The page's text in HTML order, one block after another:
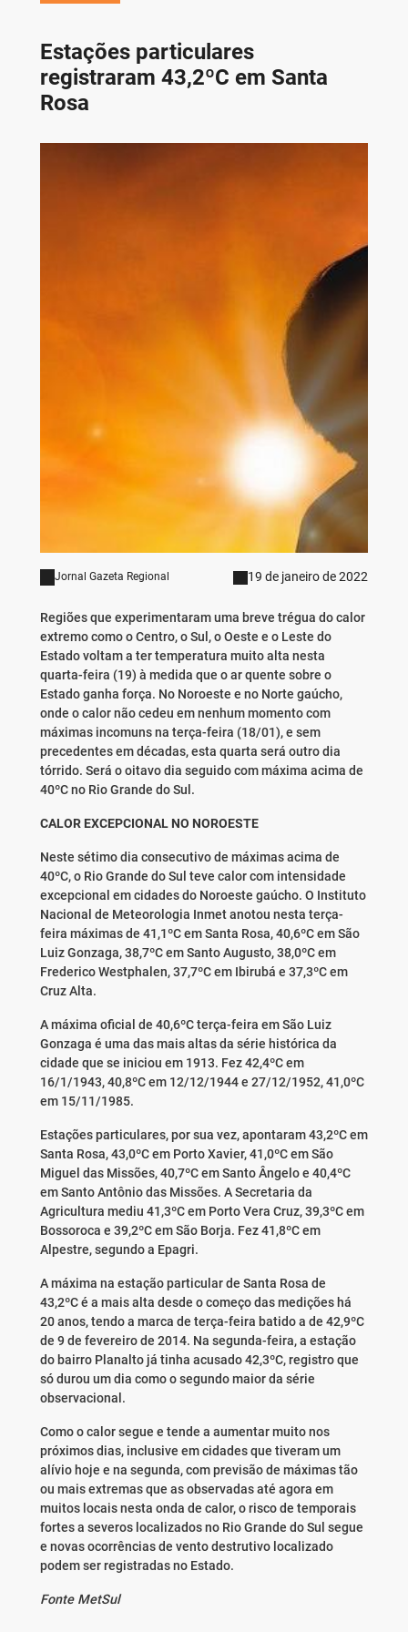
Estações particulares
registraram 43,2ºC em Santa
Rosa
Jornal Gazeta Regional 19 de janeiro de 2022
Regiões que experimentaram uma breve trégua do calor
extremo como o Centro, o Sul, o Oeste e o Leste do
Estado voltam a ter temperatura muito alta nesta
quarta-feira (19) à medida que o ar quente sobre o
Estado ganha força. No Noroeste e no Norte gaúcho,
onde o calor não cedeu em nenhum momento com
máximas incomuns na terça-feira (18/01), e sem
precedentes em décadas, esta quarta será outro dia
tórrido. Será o oitavo dia seguido com máxima acima de
40ºC no Rio Grande do Sul.
CALOR EXCEPCIONAL NO NOROESTE
Neste sétimo dia consecutivo de máximas acima de
40ºC, o Rio Grande do Sul teve calor com intensidade
excepcional em cidades do Noroeste gaúcho. O Instituto
Nacional de Meteorologia Inmet anotou nesta terça-
feira máximas de 41,1ºC em Santa Rosa, 40,6ºC em São
Luiz Gonzaga, 38,7ºC em Santo Augusto, 38,0ºC em
Frederico Westphalen, 37,7ºC em Ibirubá e 37,3ºC em
Cruz Alta.
A máxima oficial de 40,6ºC terça-feira em São Luiz
Gonzaga é uma das mais altas da série histórica da
cidade que se iniciou em 1913. Fez 42,4ºC em
16/1/1943, 40,8ºC em 12/12/1944 e 27/12/1952, 41,0ºC
em 15/11/1985.
Estações particulares, por sua vez, apontaram 43,2ºC em
Santa Rosa, 43,0ºC em Porto Xavier, 41,0ºC em São
Miguel das Missões, 40,7ºC em Santo Ângelo e 40,4ºC
em Santo Antônio das Missões. A Secretaria da
Agricultura mediu 41,3ºC em Porto Vera Cruz, 39,3ºC em
Bossoroca e 39,2ºC em São Borja. Fez 41,8ºC em
Alpestre, segundo a Epagri.
A máxima na estação particular de Santa Rosa de
43,2ºCé a mais alta desde o começo das medições há
20 anos, tendo a marca de terça-feira batido a de 42,9ºC
de 9 de fevereiro de 2014. Na segunda-feira, a estação
do bairro Planalto já tinha acusado 42,3ºC, registro que
só durou um dia como o segundo maior da série
observacional.
Como o calor segue e tende a aumentar muito nos
próximos dias, inclusive em cidades que tiveram um
alívio hoje e na segunda, com previsão de máximas tão
ou mais extremas que as observadas até agora em
muitos locais nesta onda de calor, o risco de temporais
fortes a severos localizados no Rio Grande do Sul segue
e novas ocorrências de vento destrutivo localizado
podem ser registradas no Estado.
Fonte MetSul